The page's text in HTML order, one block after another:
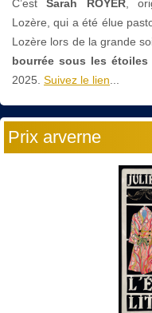
C’estSarah ROYER,
Lozère, qui a été élue
Lozère lors de la grande
bourrée sous les
2025. Suivez le lien...
Prix arverne